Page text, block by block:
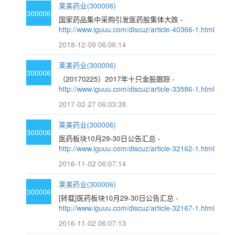
300006
莱美药业(300006)
国家药品集中采购引发医药股集体大跌 -
http://www.iguuu.com/discuz/article-40366-1.html
2018-12-09 06:06:14
300006
莱美药业(300006)
（20170225）2017年十只金股跟踪 -
http://www.iguuu.com/discuz/article-33586-1.html
2017-02-27 06:03:38
300006
莱美药业(300006)
医药板块10月29-30日公告汇总 -
http://www.iguuu.com/discuz/article-32162-1.html
2016-11-02 06:07:14
300006
莱美药业(300006)
[转载]医药板块10月29-30日公告汇总 -
http://www.iguuu.com/discuz/article-32167-1.html
2016-11-02 06:07:13